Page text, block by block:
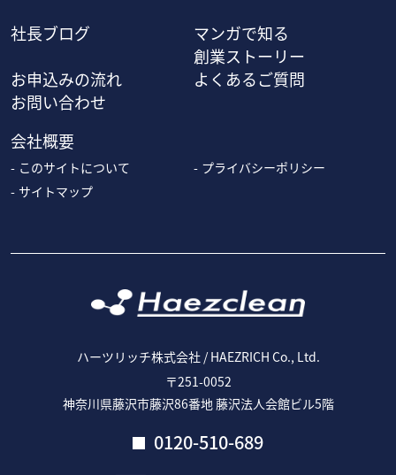
ハーツリッチ株式会社 / HAEZRICH Co., Ltd.
〒251-0052
神奈川県藤沢市藤沢86番地 藤沢法人会館ビル5階
0120-510-689
社長ブログ
マンガで知る
創業ストーリー
お申込みの流れ
よくあるご質問
お問い合わせ
会社概要
このサイトについて
プライバシーポリシー
サイトマップ